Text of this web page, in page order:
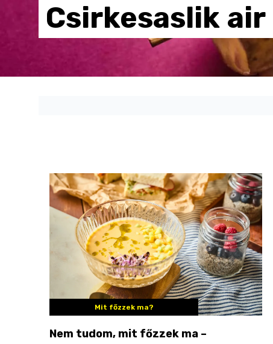
Csirkesaslik air
Mit főzzek ma?
Nem tudom, mit főzzek ma –